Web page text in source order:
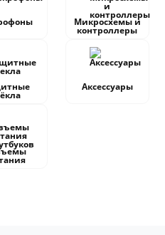
Микросхемы и
контроллеры
Аксессуары